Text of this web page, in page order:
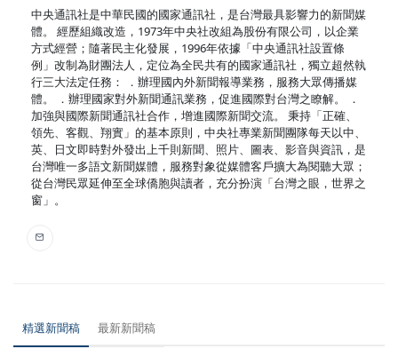
中央通訊社是中華民國的國家通訊社，是台灣最具影響力的新聞媒
體。 經歷組織改造，1973年中央社改組為股份有限公司，以企業
方式經營；隨著民主化發展，1996年依據「中央通訊社設置條
例」改制為財團法人，定位為全民共有的國家通訊社，獨立超然執
行三大法定任務： ．辦理國內外新聞報導業務，服務大眾傳播媒
體。 ．辦理國家對外新聞通訊業務，促進國際對台灣之瞭解。 ．
加強與國際新聞通訊社合作，增進國際新聞交流。 秉持「正確、
領先、客觀、翔實」的基本原則，中央社專業新聞團隊每天以中、
英、日文即時對外發出上千則新聞、照片、圖表、影音與資訊，是
台灣唯一多語文新聞媒體，服務對象從媒體客戶擴大為閱聽大眾；
從台灣民眾延伸至全球僑胞與讀者，充分扮演「台灣之眼，世界之
窗」。
精選新聞稿 最新新聞稿